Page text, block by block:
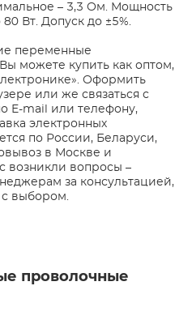
– 3,3 Ом. Мощность
Вт. Допуск до ±5%.
переменные
можете купить как оптом,
Оформить
или же связаться с
E-mail или телефону,
электронных
по России, Беларуси,
в Москве и
возникли вопросы –
за консультацией,
с выбором.
проволочные